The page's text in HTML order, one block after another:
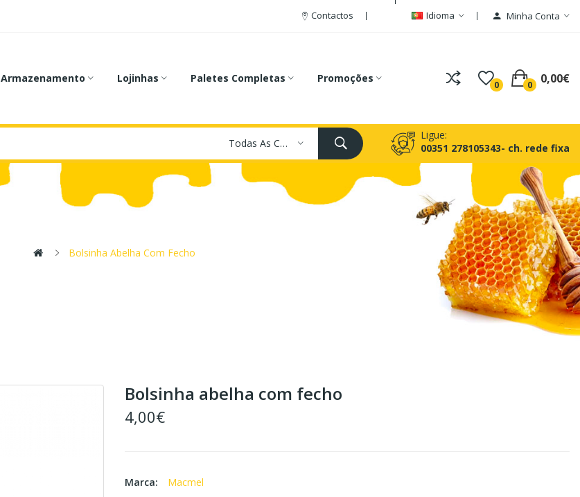
Contactos Idioma Minha Conta
Armazenamento Lojinhas Paletes Completas Promoções
0 0 0,00€
Todas As Categorias
Ligue:
00351 278105343- ch. rede fixa
Bolsinha Abelha Com Fecho
Bolsinha abelha com fecho
4,00€
Marca:
Macmel